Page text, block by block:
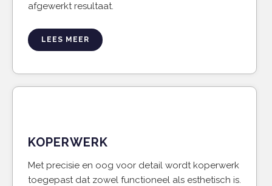
afgewerkt resultaat.
LEES MEER
KOPERWERK
Met precisie en oog voor detail wordt koperwerk
toegepast dat zowel functioneel als esthetisch is.